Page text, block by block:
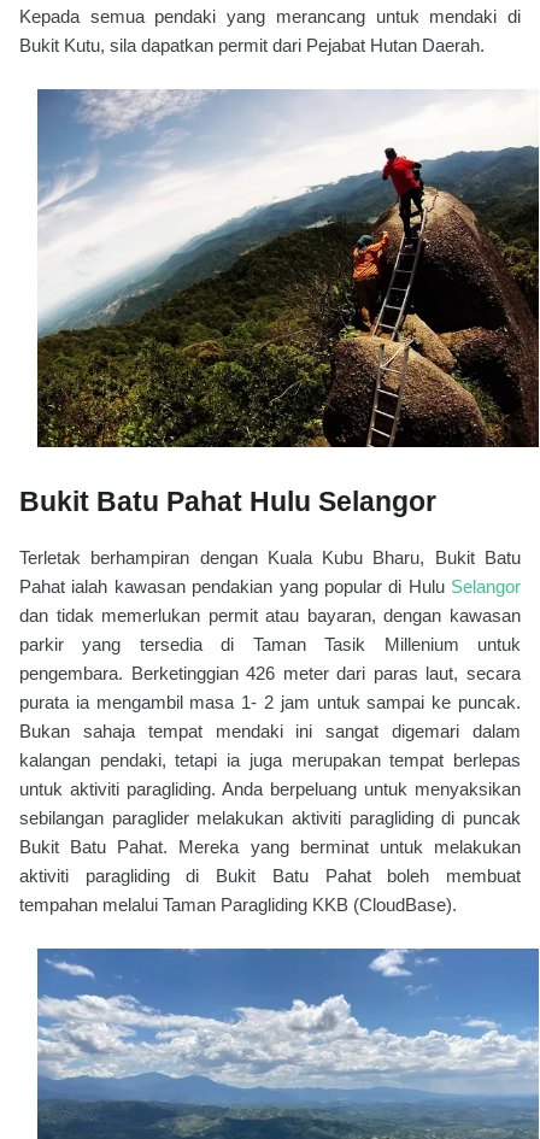
Kepada semua pendaki yang merancang untuk mendaki di
Bukit Kutu, sila dapatkan permit dari Pejabat Hutan Daerah.
Bukit Batu Pahat Hulu Selangor
Terletak berhampiran dengan Kuala Kubu Bharu, Bukit Batu
Pahat ialah kawasan pendakian yang popular di Hulu Selangor
dan tidak memerlukan permit atau bayaran, dengan kawasan
parkir yang tersedia di Taman Tasik Millenium untuk
pengembara. Berketinggian 426 meter dari paras laut, secara
purata ia mengambil masa 1- 2 jam untuk sampai ke puncak.
Bukan sahaja tempat mendaki ini sangat digemari dalam
kalangan pendaki, tetapi ia juga merupakan tempat berlepas
untuk aktiviti paragliding. Anda berpeluang untuk menyaksikan
sebilangan paraglider melakukan aktiviti paragliding di puncak
Bukit Batu Pahat. Mereka yang berminat untuk melakukan
aktiviti paragliding di Bukit Batu Pahat boleh membuat
tempahan melalui Taman Paragliding KKB (CloudBase).